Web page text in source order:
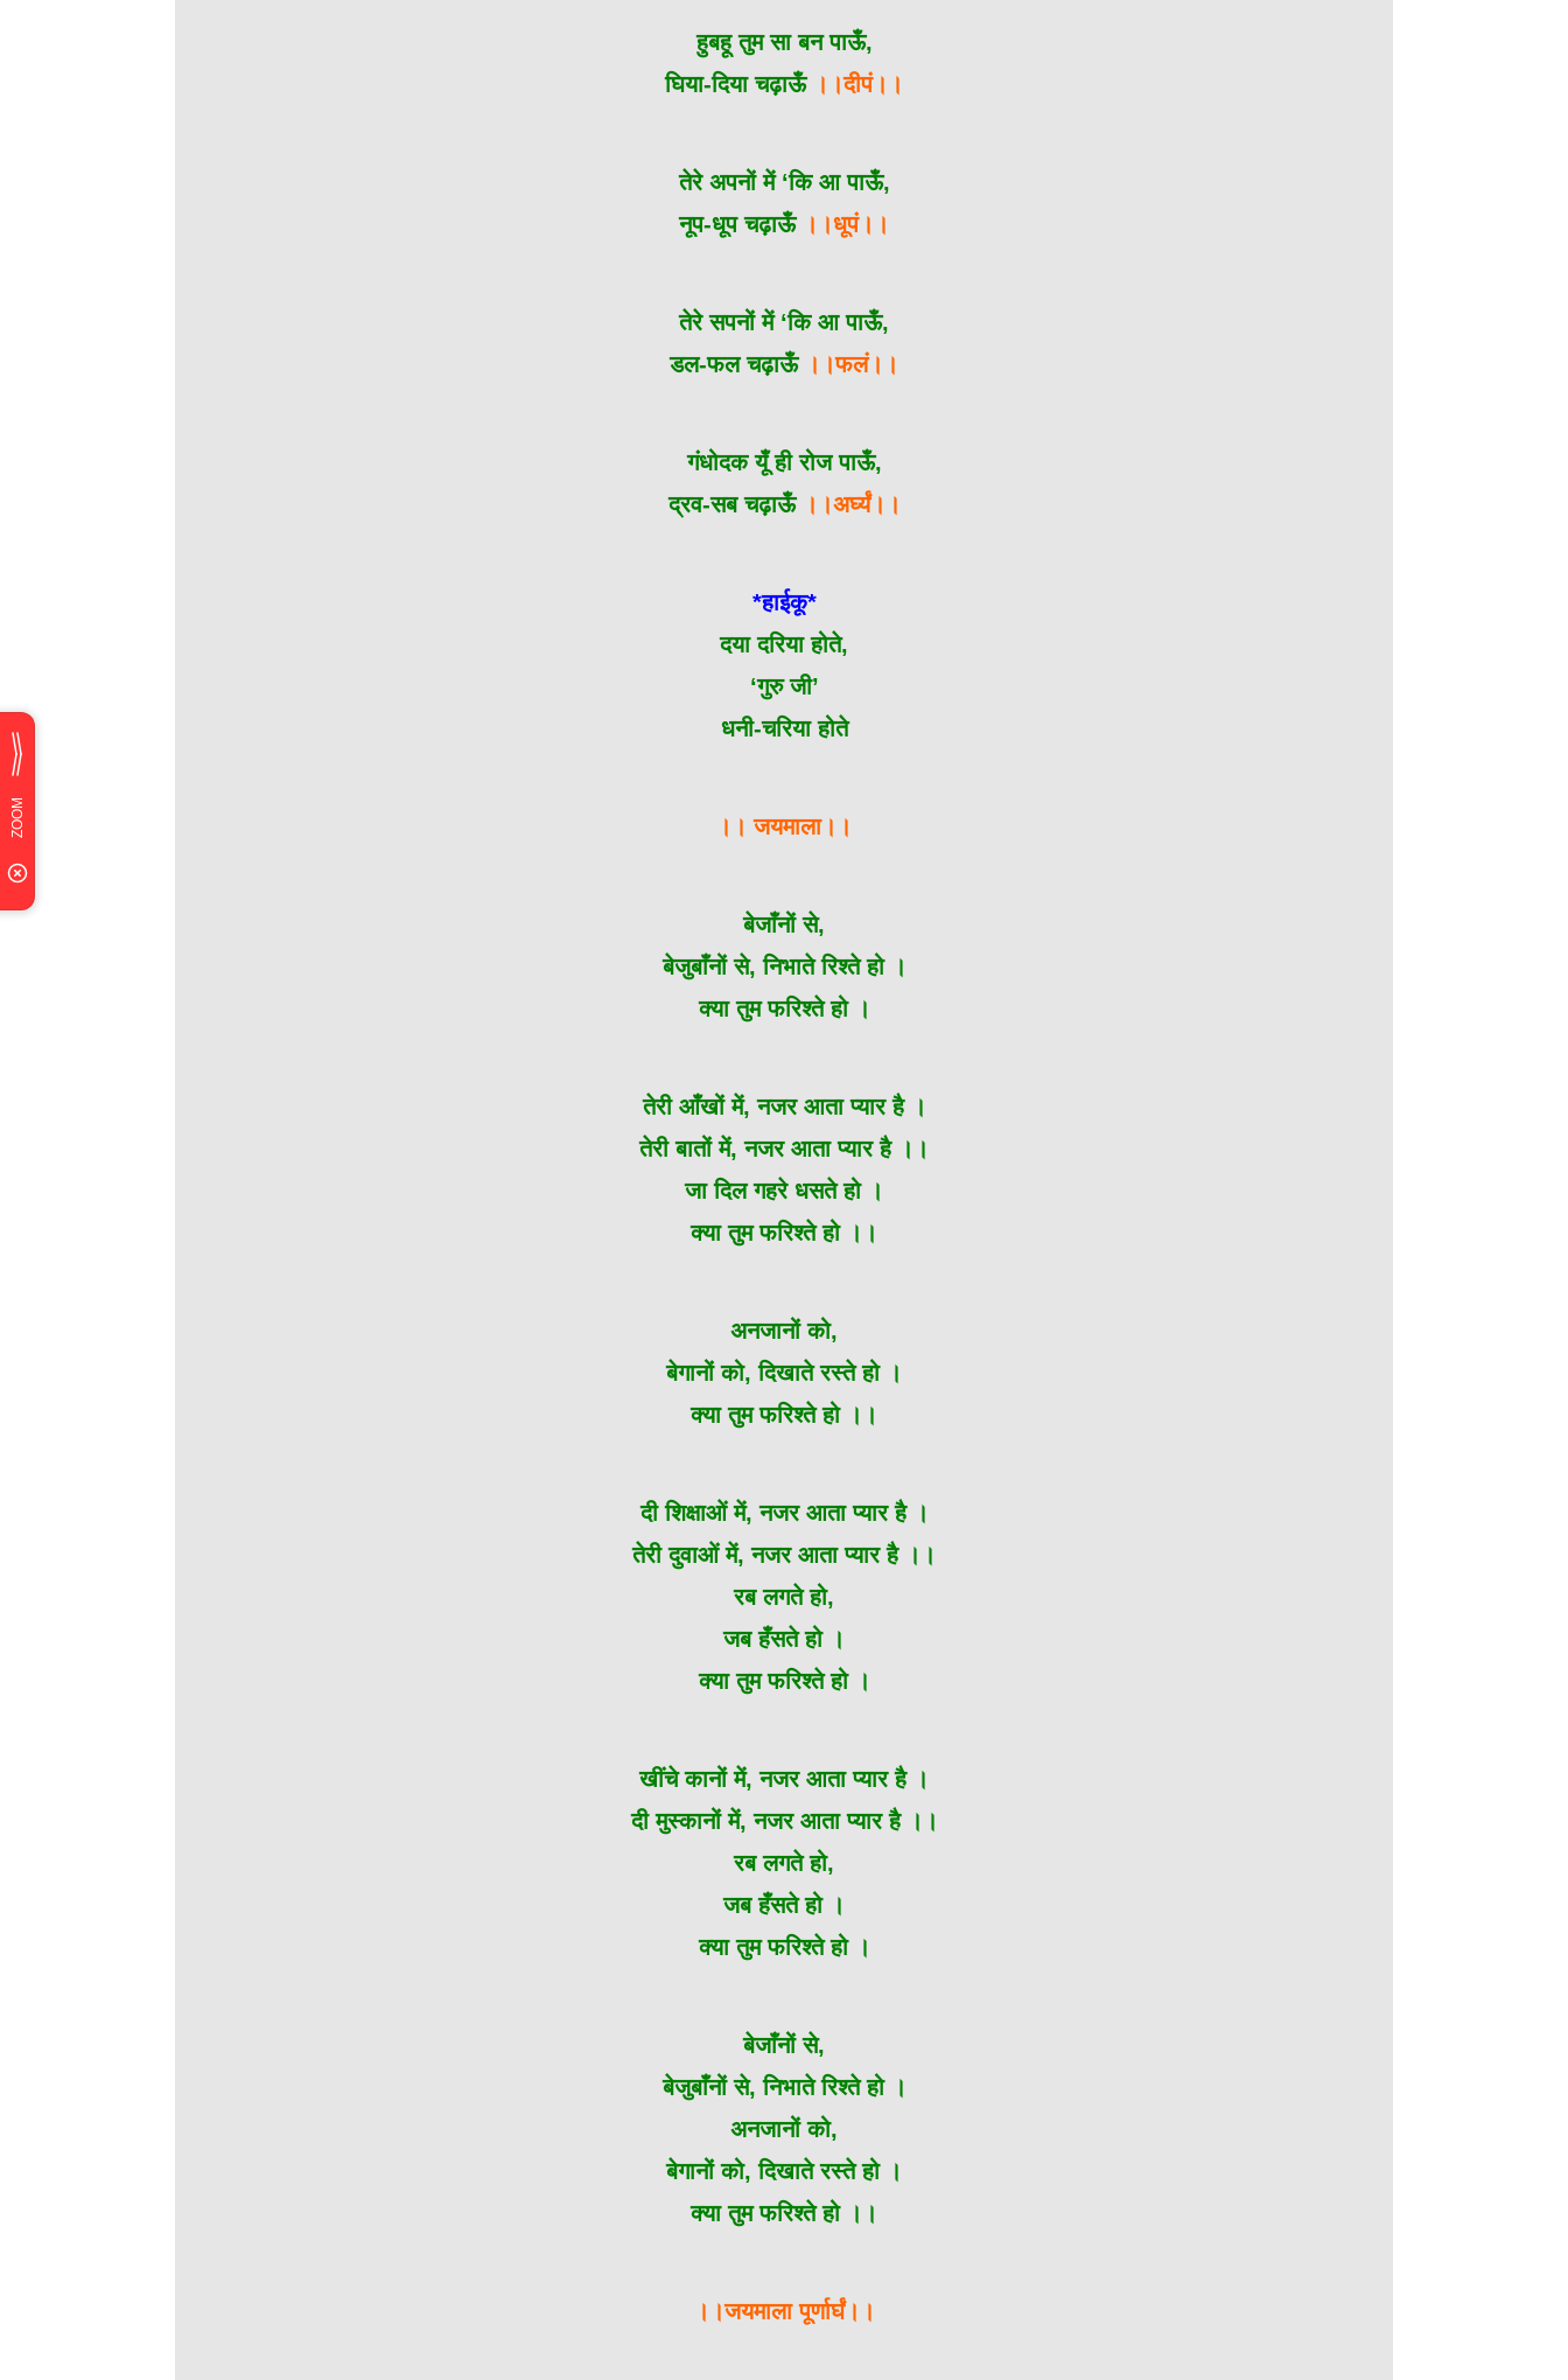
हुबहू तुम सा बन पाऊँ,
घिया-दिया चढ़ाऊँ।।दीपं।।
तेरे अपनों में ‘कि आ पाऊँ,
नूप-धूप चढ़ाऊँ।।धूपं।।
तेरे सपनों में ‘कि आ पाऊँ,
डल-फल चढ़ाऊँ ।।फलं।।
गंधोदक यूँ ही रोज पाऊँ,
द्रव-सब चढ़ाऊँ।।अर्घ्यं।।
*हाईकू*
दया दरिया होते,
‘गुरु जी’
धनी-चरिया होते
।। जयमाला।।
बेजाँनों से,
बेजुबाँनों से, निभाते रिश्ते हो ।
क्या तुम फरिश्ते हो ।
तेरी आँखों में, नजर आता प्यार है ।
तेरी बातों में, नजर आता प्यार है ।।
जा दिल गहरे धसते हो ।
क्या तुम फरिश्ते हो ।।
अनजानों को,
बेगानों को, दिखाते रस्ते हो ।
क्या तुम फरिश्ते हो ।।
दी शिक्षाओं में, नजर आता प्यार है ।
तेरी दुवाओं में, नजर आता प्यार है ।।
रब लगते हो,
जब हँसते हो ।
क्या तुम फरिश्ते हो ।
खींचे कानों में, नजर आता प्यार है ।
दी मुस्कानों में, नजर आता प्यार है ।।
रब लगते हो,
जब हँसते हो ।
क्या तुम फरिश्ते हो ।
बेजाँनों से,
बेजुबाँनों से, निभाते रिश्ते हो ।
अनजानों को,
बेगानों को, दिखाते रस्ते हो ।
क्या तुम फरिश्ते हो ।।
।।जयमाला पूर्णार्घं।।